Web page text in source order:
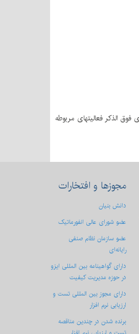
الذكر فعالیتهای مربوطه
مجوزها و افتخارات
دانش بنیان
عضو شورای عالی انفورماتیک
عضو سازمان نظام صنفی
رایانه‌ای
دارای گواهینامه بین المللی ایزو
در حوزه مدیریت کیفیت
دارای مجوز بین المللی تست و
ارزیابی نرم افزار
برنده شدن در چندین مناقصه